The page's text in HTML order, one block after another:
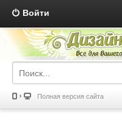
Войти
Полная версия сайта